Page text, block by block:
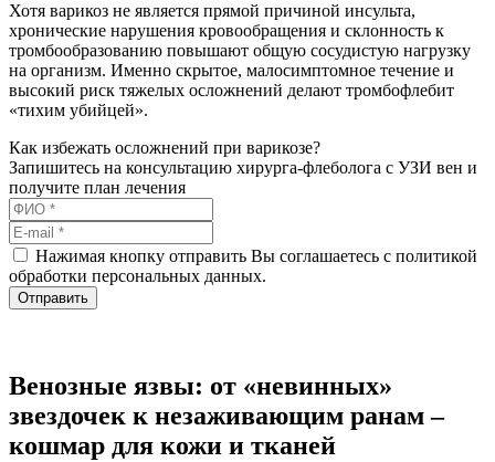
Хотя варикоз не является прямой причиной инсульта,
хронические нарушения кровообращения и склонность к
тромбообразованию повышают общую сосудистую нагрузку
на организм. Именно скрытое, малосимптомное течение и
высокий риск тяжелых осложнений делают тромбофлебит
«тихим убийцей».
Как избежать осложнений при варикозе?
Запишитесь на консультацию хирурга-флеболога с УЗИ вен и
получите план лечения
Нажимая кнопку отправить Вы соглашаетесь с политикой
обработки персональных данных.
Отправить
Венозные язвы: от «невинных»
звездочек к незаживающим ранам –
кошмар для кожи и тканей